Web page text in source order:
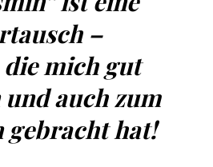
–
mich gut
auch zum
gebracht hat!